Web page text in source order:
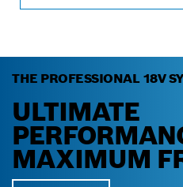
THE PROFESSIONAL 18V
ULTIMATE
MAXIMUM